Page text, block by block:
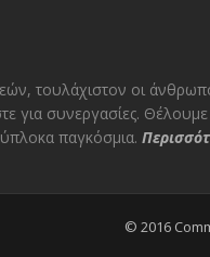
τουλάχιστον οι
για συνεργασίες.
παγκόσμια.
© 2016